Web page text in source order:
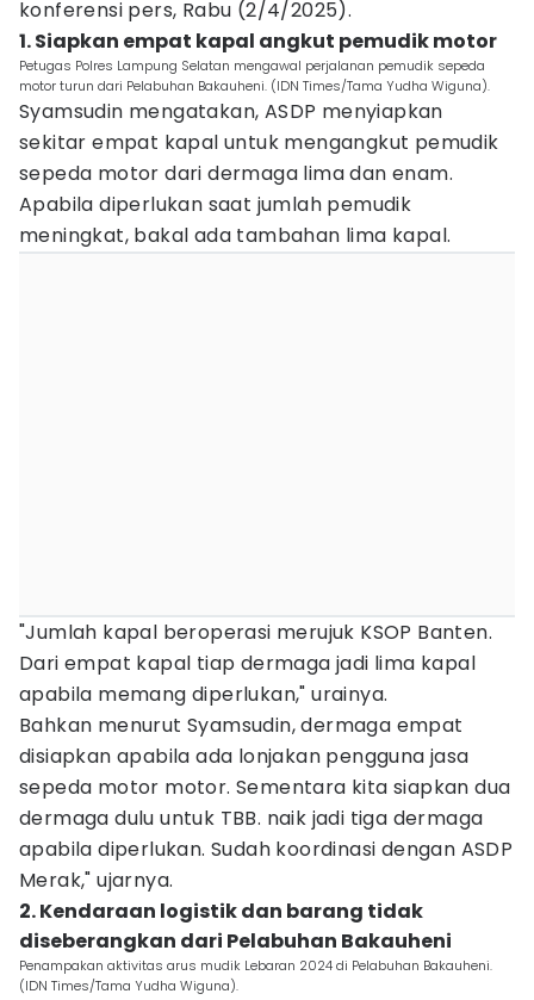
konferensi pers, Rabu (2/4/2025).
1. Siapkan empat kapal angkut pemudik motor
Petugas Polres Lampung Selatan mengawal perjalanan pemudik sepeda
motor turun dari Pelabuhan Bakauheni. (IDN Times/Tama Yudha Wiguna).
Syamsudin mengatakan, ASDP menyiapkan
sekitar empat kapal untuk mengangkut pemudik
sepeda motor dari dermaga lima dan enam.
Apabila diperlukan saat jumlah pemudik
meningkat, bakal ada tambahan lima kapal.
"Jumlah kapal beroperasi merujuk KSOP Banten.
Dari empat kapal tiap dermaga jadi lima kapal
apabila memang diperlukan," urainya.
Bahkan menurut Syamsudin, dermaga empat
disiapkan apabila ada lonjakan pengguna jasa
sepeda motor motor. Sementara kita siapkan dua
dermaga dulu untuk TBB. naik jadi tiga dermaga
apabila diperlukan. Sudah koordinasi dengan ASDP
Merak," ujarnya.
2. Kendaraan logistik dan barang tidak
diseberangkan dari Pelabuhan Bakauheni
Penampakan aktivitas arus mudik Lebaran 2024 di Pelabuhan Bakauheni.
(IDN Times/Tama Yudha Wiguna).